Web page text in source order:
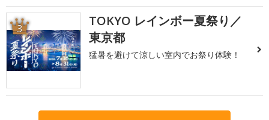
3
TOKYO レインボー夏祭り／
東京都
猛暑を避けて涼しい室内でお祭り体験！